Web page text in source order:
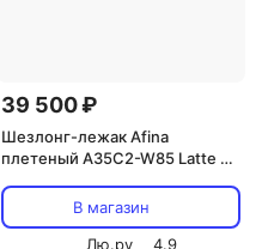
39 500 ₽
Шезлонг-лежак Afina
плетеный A35C2-W85 Latte с
В магазин
Лю.ру
4.9